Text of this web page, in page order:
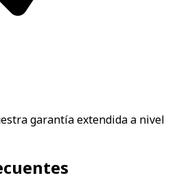
garantía extendida a nivel